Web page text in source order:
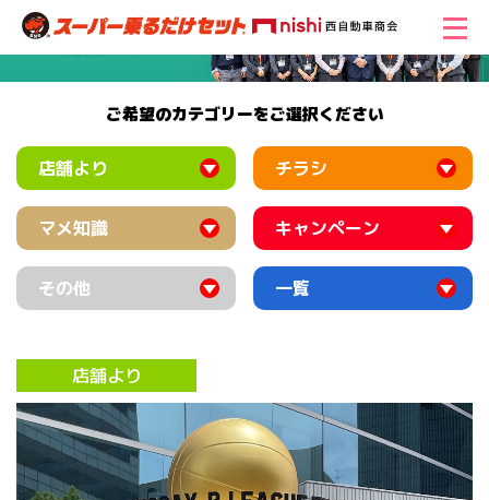
ご希望のカテゴリーをご選択ください
店舗より チラシ
マメ知識 キャンペーン
その他 一覧
店舗より